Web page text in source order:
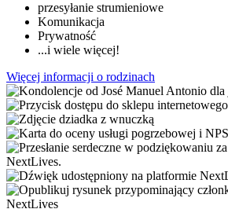
przesyłanie strumieniowe
Komunikacja
Prywatność
...i wiele więcej!
Więcej informacji o rodzinach